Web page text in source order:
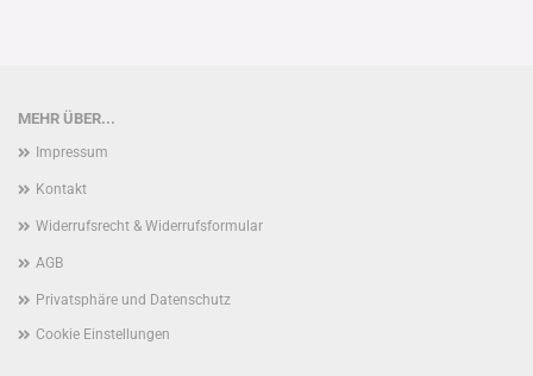
MEHR ÜBER...
Impressum
Kontakt
Widerrufsrecht & Widerrufsformular
AGB
Privatsphäre und Datenschutz
Cookie Einstellungen